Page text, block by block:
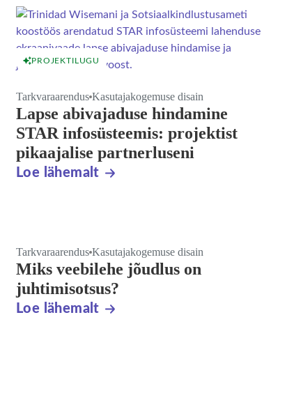
PROJEKTILUGU
Tarkvaraarendus Kasutajakogemuse disain
Lapse abivajaduse hindamine
STAR infosüsteemis: projektist
pikaajalise partnerluseni
Loe lähemalt
Tarkvaraarendus Kasutajakogemuse disain
Miks veebilehe jõudlus on
juhtimisotsus?
Loe lähemalt